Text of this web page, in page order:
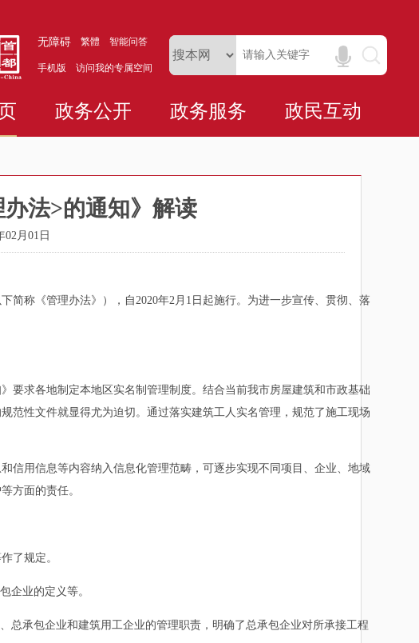
无障碍 繁體 智能问答
手机版 访问我的专属空间
政务公开 政务服务 政民互动
办法>的通知》解读
02月01日
称《管理办法》），自2020年2月1日起施行。为进一步宣传、贯彻、落
求各地制定本地区实名制管理制度。结合当前我市房屋建筑和市政基础
范性文件就显得尤为迫切。通过落实建筑工人实名管理，规范了施工现场
用信息等内容纳入信息化管理范畴，可逐步实现不同项目、企业、地域
方面的责任。
了规定。
企业的定义等。
承包企业和建筑用工企业的管理职责，明确了总承包企业对所承接工程